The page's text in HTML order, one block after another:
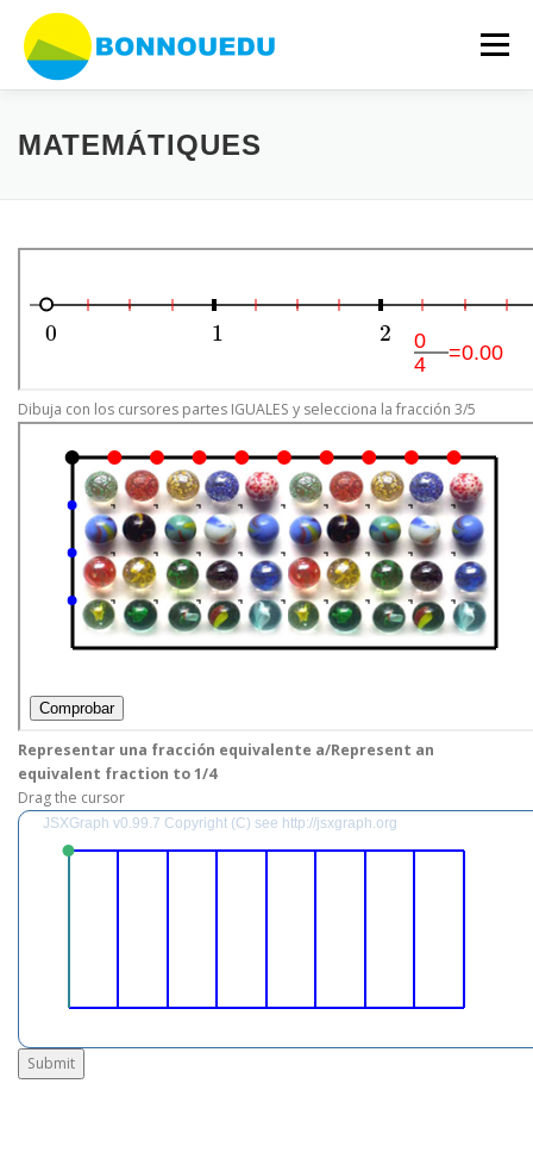
contingut
Menú
SERVICIS ERASMUS +
MATEMÁTIQUES
Dibuja con los cursores partes IGUALES y selecciona la fracción 3/5
Representar una fracción equivalente a/Represent an
equivalent fraction to 1/4
Drag the cursor
JSXGraph v0.99.7 Copyright (C) see http://jsxgraph.org